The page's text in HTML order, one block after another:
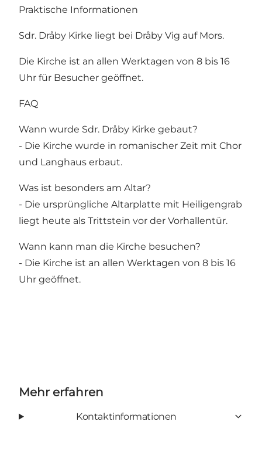
Praktische Informationen
Sdr. Dråby Kirke liegt bei Dråby Vig auf Mors.
Die Kirche ist an allen Werktagen von 8 bis 16
Uhr für Besucher geöffnet.
FAQ
Wann wurde Sdr. Dråby Kirke gebaut?
- Die Kirche wurde in romanischer Zeit mit Chor
und Langhaus erbaut.
Was ist besonders am Altar?
- Die ursprüngliche Altarplatte mit Heiligengrab
liegt heute als Trittstein vor der Vorhallentür.
Wann kann man die Kirche besuchen?
- Die Kirche ist an allen Werktagen von 8 bis 16
Uhr geöffnet.
Mehr erfahren
Kontaktinformationen